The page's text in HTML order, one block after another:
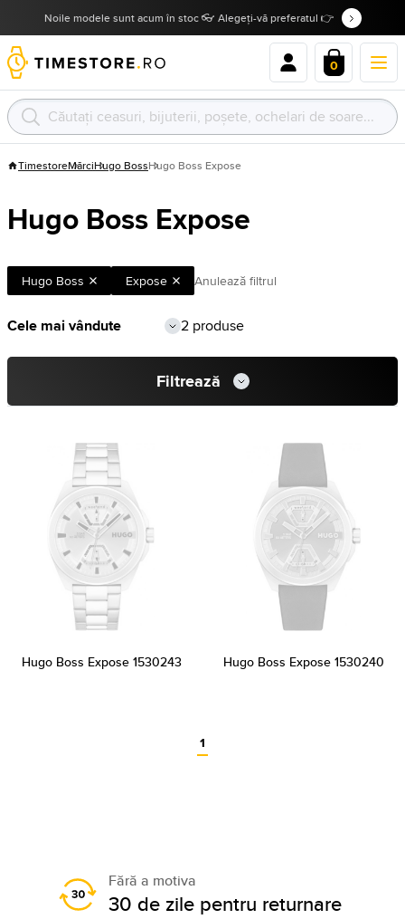
Noile modele sunt acum în stoc 👓 Alegeți-vă preferatul 👉
0
TimestoreMărciHugo BossHugo Boss Expose
Hugo Boss Expose
Hugo Boss Expose Anulează filtrul
2 produse
Filtrează
Hugo Boss Expose 1530243 Hugo Boss Expose 1530240
1
Fără a motiva
30 de zile pentru returnare